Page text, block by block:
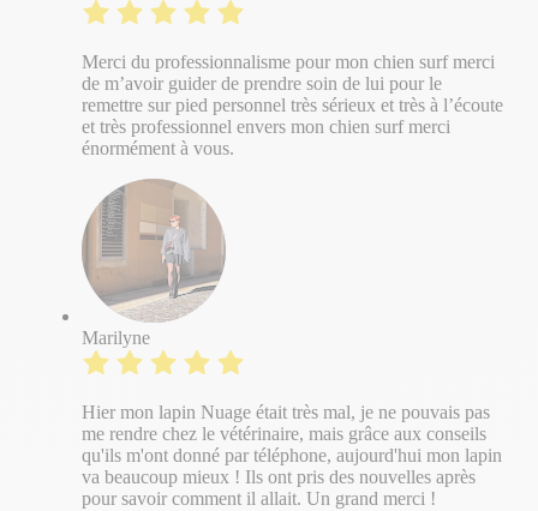
Merci du professionnalisme pour mon chien surf merci
de m’avoir guider de prendre soin de lui pour le
remettre sur pied personnel très sérieux et très à l’écoute
et très professionnel envers mon chien surf merci
énormément à vous.
Marilyne
Hier mon lapin Nuage était très mal, je ne pouvais pas
me rendre chez le vétérinaire, mais grâce aux conseils
qu'ils m'ont donné par téléphone, aujourd'hui mon lapin
va beaucoup mieux ! Ils ont pris des nouvelles après
pour savoir comment il allait. Un grand merci !